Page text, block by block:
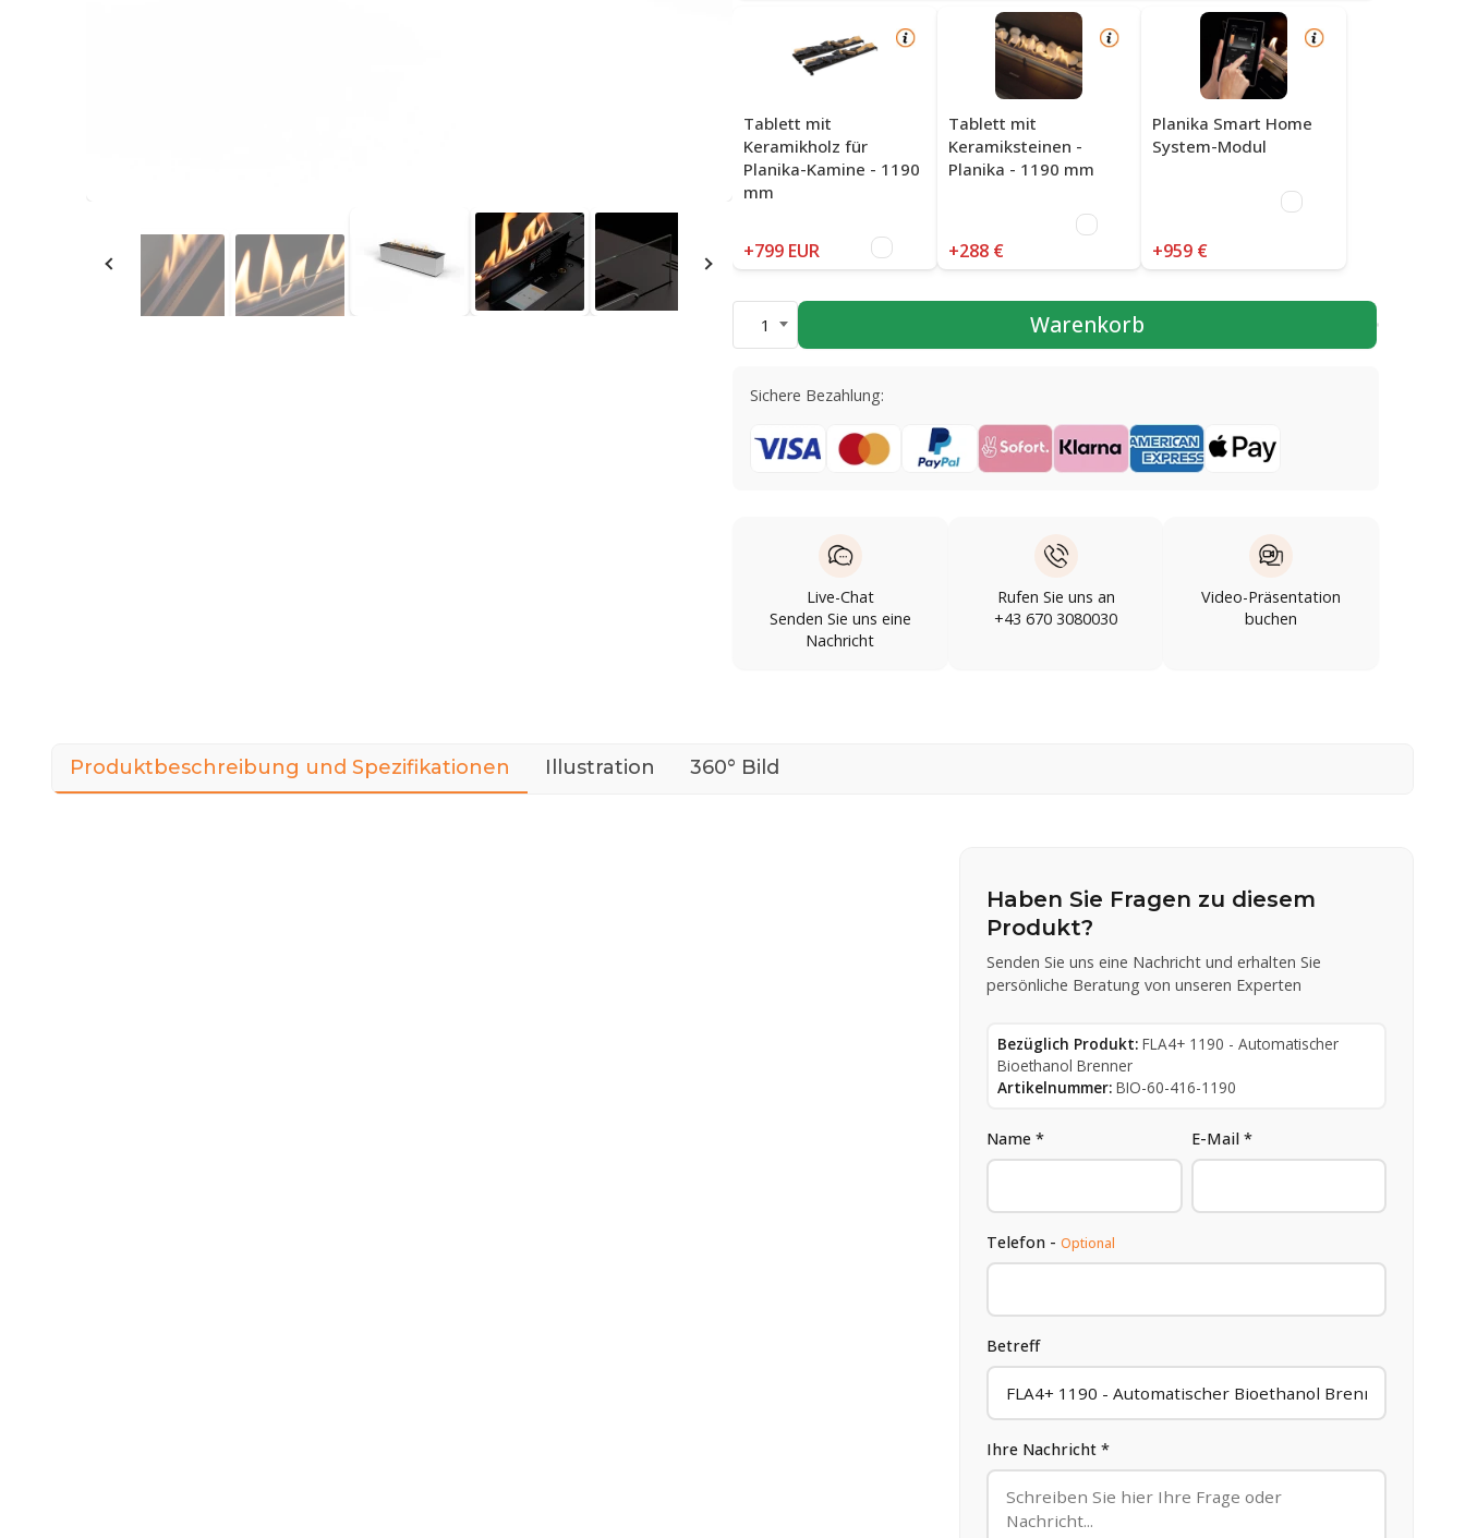
Tablett mit
Keramikholz für
Planika-Kamine - 1190
mm
+799 EUR
Tablett mit
Keramiksteinen -
Planika - 1190 mm
+288 €
Planika Smart Home
System-Modul
+959 €
1 Warenkorb
Sichere Bezahlung:
Live-Chat
Senden Sie uns eine
Nachricht
Rufen Sie uns an
+43 670 3080030
Video-Präsentation
buchen
Produktbeschreibung und Spezifikationen Illustration 360° Bild
Haben Sie Fragen zu diesem
Produkt?
Senden Sie uns eine Nachricht und erhalten Sie
persönliche Beratung von unseren Experten
Bezüglich Produkt: FLA4+ 1190 - Automatischer
Bioethanol Brenner
Artikelnummer: BIO-60-416-1190
Name * E-Mail *
Telefon -Optional
Betreff
Ihre Nachricht *